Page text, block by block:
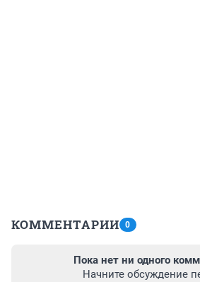
КОММЕНТАРИИ 0
Пока нет ни одного
Начните обсуждение